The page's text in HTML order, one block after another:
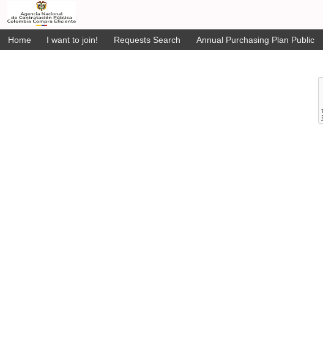
Home I want to join! Requests Search Annual Purchasing Plan Public